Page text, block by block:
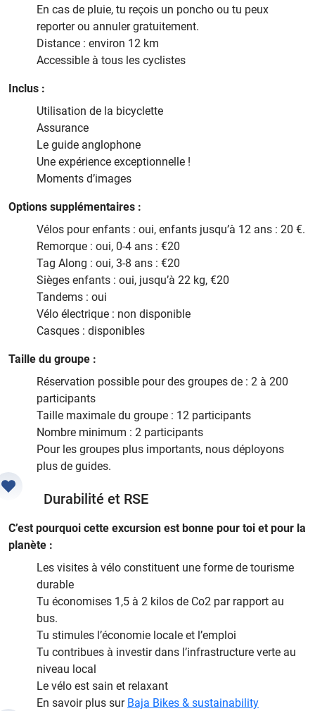
En cas de pluie, tu reçois un poncho ou tu peux
reporter ou annuler gratuitement.
Distance : environ 12 km
Accessible à tous les cyclistes
Inclus :
Utilisation de la bicyclette
Assurance
Le guide anglophone
Une expérience exceptionnelle !
Moments d’images
Options supplémentaires :
Vélos pour enfants : oui, enfants jusqu’à 12 ans : 20 €.
Remorque : oui, 0-4 ans : €20
Tag Along : oui, 3-8 ans : €20
Sièges enfants : oui, jusqu’à 22 kg, €20
Tandems : oui
Vélo électrique : non disponible
Casques : disponibles
Taille du groupe :
Réservation possible pour des groupes de : 2 à 200
participants
Taille maximale du groupe : 12 participants
Nombre minimum : 2 participants
Pour les groupes plus importants, nous déployons
plus de guides.
Durabilité et RSE
C’est pourquoi cette excursion est bonne pour toi et pour la
planète :
Les visites à vélo constituent une forme de tourisme
durable
Tu économises 1,5 à 2 kilos de Co2 par rapport au
bus.
Tu stimules l’économie locale et l’emploi
Tu contribues à investir dans l’infrastructure verte au
niveau local
Le vélo est sain et relaxant
En savoir plus sur Baja Bikes & sustainability